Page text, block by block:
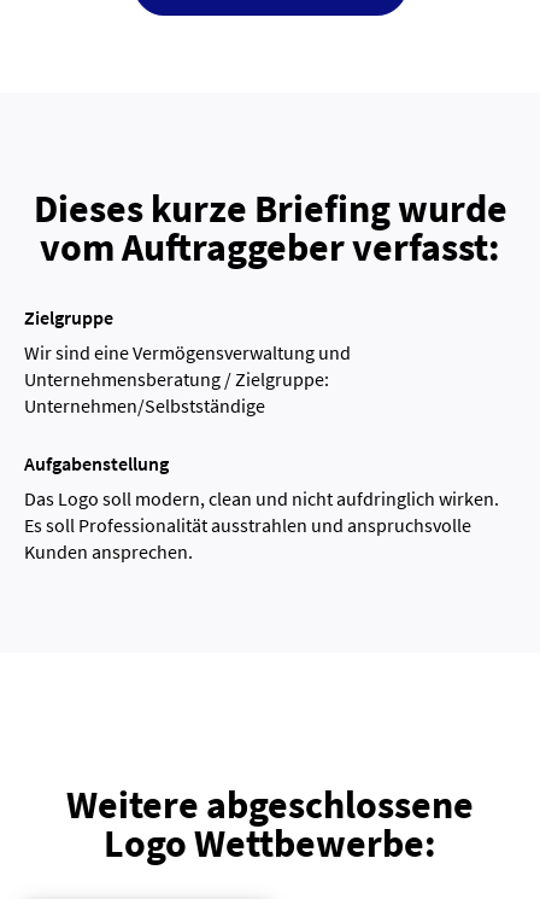
Dieses kurze Briefing wurde
vom Auftraggeber verfasst:
Zielgruppe
Wir sind eine Vermögensverwaltung und
Unternehmensberatung / Zielgruppe:
Unternehmen/Selbstständige
Aufgabenstellung
Das Logo soll modern, clean und nicht aufdringlich wirken.
Es soll Professionalität ausstrahlen und anspruchsvolle
Kunden ansprechen.
Weitere abgeschlossene
Logo Wettbewerbe: